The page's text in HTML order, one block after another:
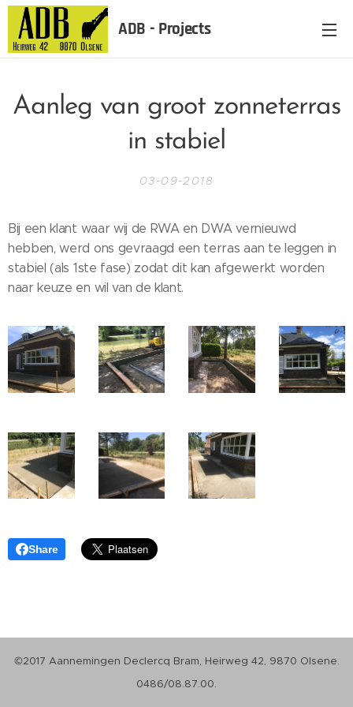
ADB - Projects
Aanleg van groot zonneterras
in stabiel
03-09-2018
Bij een klant waar wij de RWA en DWA vernieuwd
hebben, werd ons gevraagd een terras aan te leggen in
stabiel (als 1ste fase) zodat dit kan afgewerkt worden
naar keuze en wil van de klant.
Share
©2017 Aannemingen Declercq Bram, Heirweg 42, 9870 Olsene.
0486/08.87.00.